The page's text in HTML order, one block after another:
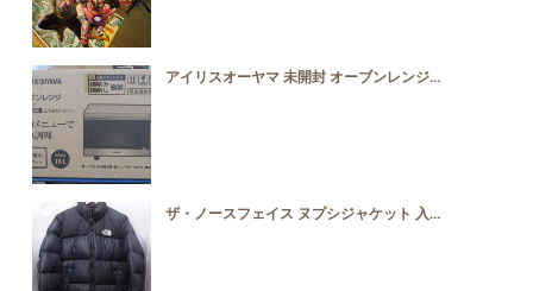
アイリスオーヤマ 未開封 オーブンレンジ...
ザ・ノースフェイス ヌプシジャケット 入...